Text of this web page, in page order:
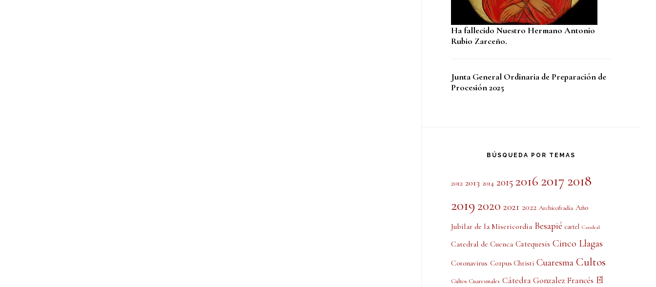
Ha fallecido Nuestro Hermano Antonio
Rubio Zarceño.
Junta General Ordinaria de Preparación de
Procesión 2025
BÚSQUEDA POR TEMAS
2012 2013 2014 20152016 2017 2018
2019 2020 2021 2022 Archicofradía Año
Jubilar de la Misericordia Besapié cartel Catedral
Catedral de Cuenca Catequesis Cinco Llagas
Coronavirus Corpus Christi Cuaresma Cultos
Cultos Cuaresmales Cátedra Gonzalez Francés El